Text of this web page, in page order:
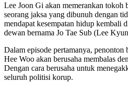
Lee Joon Gi akan memerankan tokoh
seorang jaksa yang dibunuh dengan
mendapat kesempatan hidup kembali
dewan bernama Jo Tae Sub (Lee
Dalam episode pertamanya,
Hee Woo akan berusaha membalas
Dengan cara berusaha untuk
seluruh politisi korup.